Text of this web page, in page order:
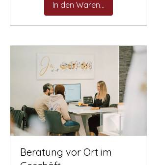
In den Warenkorb
Beratung vor Ort im